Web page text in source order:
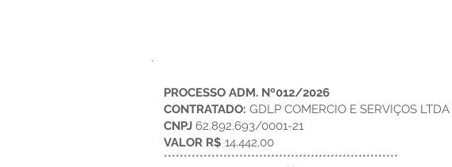
PROCESSO ADM. Nº012/2026
CONTRATADO: GDLP COMERCIO E SERVIÇOS LTDA
CNPJ 62.892.693/0001-21
VALOR R$ 14.442,00
***********************************************************